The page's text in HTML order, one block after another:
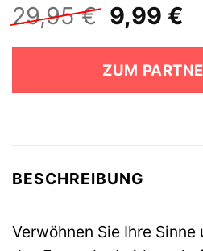
29,95€
Preis
war:
29,95 €
9,99 €
ZUM
BESCHREIBUNG
Verwöhnen Sie Ihre